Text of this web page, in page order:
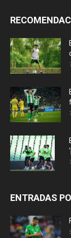
ENTRADAS